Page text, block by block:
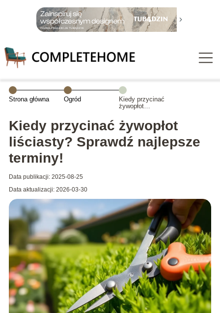
Strona główna Ogród
Kiedy przycinać
żywopłot
Sprawdź
najlepsze
terminy!
Kiedy przycinać żywopłot
liściasty? Sprawdź najlepsze
terminy!
Data publikacji: 2025-08-25
Data aktualizacji: 2026-03-30